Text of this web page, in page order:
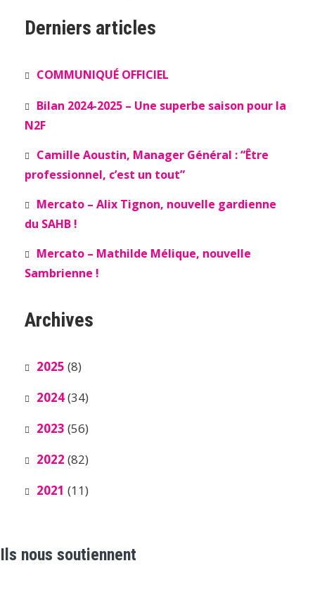
Derniers articles
COMMUNIQUÉ OFFICIEL
Bilan 2024-2025 – Une superbe saison pour la
N2F
Camille Aoustin, Manager Général : “Être
professionnel, c’est un tout”
Mercato – Alix Tignon, nouvelle gardienne
du SAHB !
Mercato – Mathilde Mélique, nouvelle
Sambrienne !
Archives
2025 (8)
2024(34)
2023 (56)
2022 (82)
2021 (11)
Ils nous soutiennent